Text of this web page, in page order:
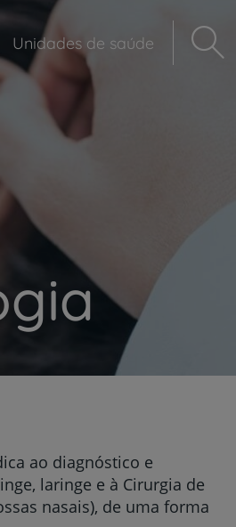
Unidades de saúde
ao diagnóstico e
laringe e à Cirurgia de
nasais), de uma forma